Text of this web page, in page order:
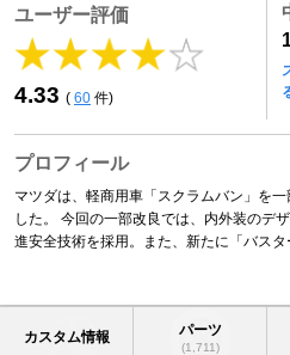
ユーザー評価
4.33 ( 60 件)
プロフィール
マツダは、軽商用車「スクラムバン」を
した。 今回の一部改良では、内外装のデ
進安全技術を採用。また、新たに「バスタ
カスタム情報 パーツ
(1,711)